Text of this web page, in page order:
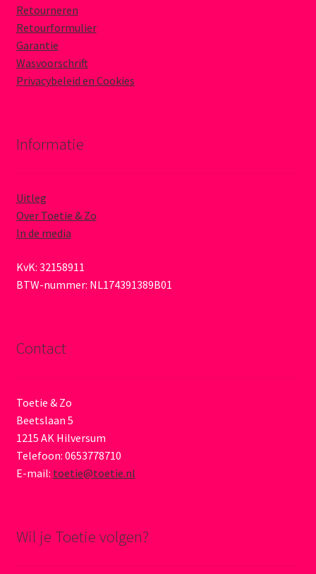
Retourneren
Retourformulier
Garantie
Wasvoorschrift
Privacybeleid en Cookies
Informatie
Uitleg
Over Toetie & Zo
In de media
KvK: 32158911
BTW-nummer: NL174391389B01
Contact
Toetie & Zo
Beetslaan 5
1215 AK Hilversum
Telefoon: 0653778710
E-mail: toetie@toetie.nl
Wil je Toetie volgen?